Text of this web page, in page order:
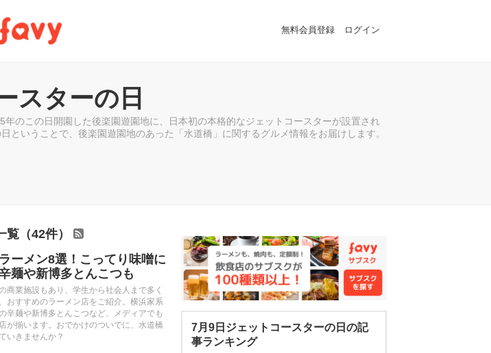
無料会員登録 ログイン
スターの日
のこの日開園した後楽園遊園地に、日本初の本格的なジェットコースターが設置され
ということで、後楽園遊園地のあった「水道橋」に関するグルメ情報をお届けします。
覧（42件）
ーメン8選！こってり味噌に
麺や新博多とんこつも
商業施設もあり、学生から社会人まで多く
おすすめのラーメン店をご紹介。横浜家系
辛麺や新博多とんこつなど、メディアでも
が揃います。おでかけのついでに、水道橋
いきませんか？
7月9日ジェットコースターの日の記
事ランキング